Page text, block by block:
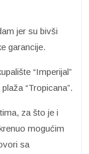
jer su bivši
garancije.
“Imperijal”
“Tropicana”.
za što je i
mogućim
sa